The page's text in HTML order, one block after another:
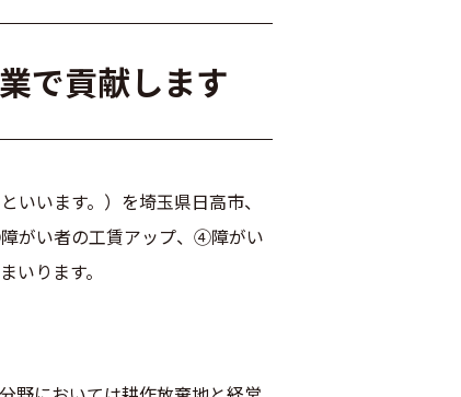
で貢献します
います。）を埼玉県日高市、
がい者の工賃アップ、④障がい
ります。